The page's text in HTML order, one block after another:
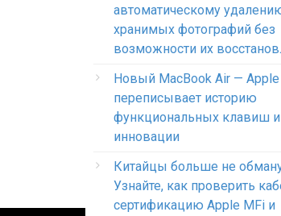
автоматическому
хранимых фотографий без
возможности их
Новый MacBook Air — Apple
переписывает историю
функциональных клавиш
инновации
Китайцы больше не
Узнайте, как проверить
сертификацию Apple MFi и